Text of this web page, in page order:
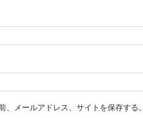
メールアドレス、サイトを保存する。